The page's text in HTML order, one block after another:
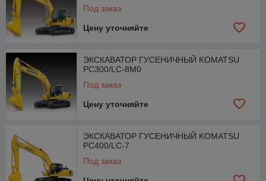
Под заказ
Цену уточняйте
ЭКСКАВАТОР ГУСЕНИЧНЫЙ KOMATSU
PC300/LC-8M0
Под заказ
Цену уточняйте
ЭКСКАВАТОР ГУСЕНИЧНЫЙ KOMATSU
PC400/LC-7
Под заказ